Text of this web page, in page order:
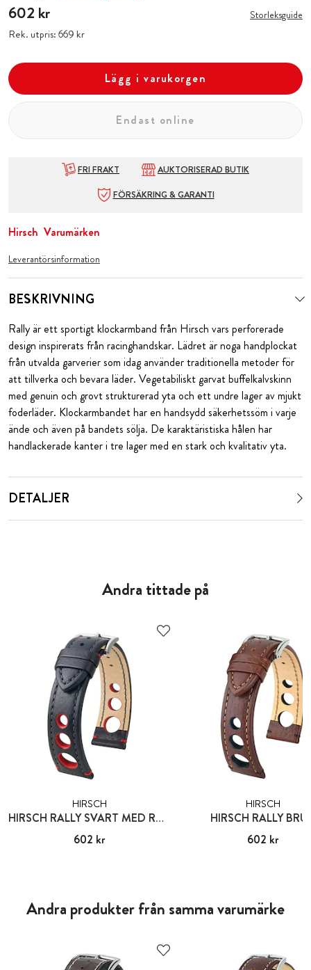
Pris:602 kr
602 kr
Rek. utpris:Pris :669 kr
669 kr
Storleksguide
Lägg i varukorgen
Endast online
FRI FRAKT
AUKTORISERAD BUTIK
FÖRSÄKRING & GARANTI
Hirsch Varumärken
Leverantörsinformation
BESKRIVNING
Rally är ett sportigt klockarmband från Hirsch vars perforerade
design inspirerats från racinghandskar. Lädret är noga handplockat
från utvalda garverier som idag använder traditionella metoder för
att tillverka och bevara läder. Vegetabiliskt garvat buffelkalvskinn
med genuin och grovt strukturerad yta och ett undre lager av mjukt
foderläder. Klockarmbandet har en handsydd säkerhetssöm i varje
ände och även på bandets sölja. De karaktäristiska hålen har
handlackerade kanter i tre lager med en stark och kvalitativ yta.
DETALJER
Andra tittade på
HIRSCH
HIRSCH RALLY SVART MED RÖDA HÅL
Pris:602 kr
602 kr
HIRSCH
HIRSCH RALLY
Pris:602 kr
602 kr
Andra produkter från samma varumärke